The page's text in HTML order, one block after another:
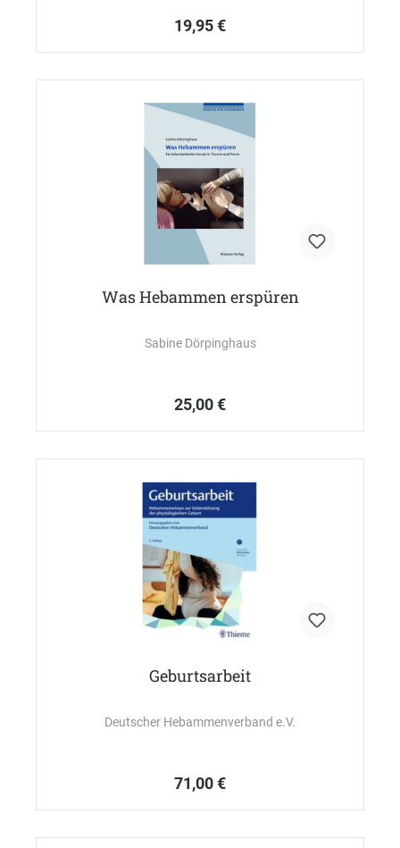
19,95 €
Was Hebammen erspüren
Sabine Dörpinghaus
25,00 €
Geburtsarbeit
Deutscher Hebammenverband e.V.
71,00 €